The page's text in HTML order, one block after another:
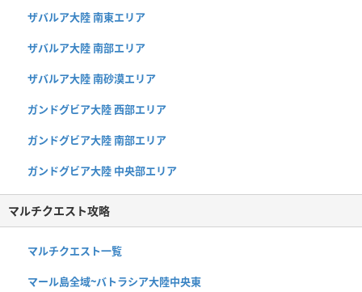
ザバルア大陸 南東エリア
ザバルア大陸 南部エリア
ザバルア大陸 南砂漠エリア
ガンドグビア大陸 西部エリア
ガンドグビア大陸 南部エリア
ガンドグビア大陸 中央部エリア
マルチクエスト攻略
マルチクエスト一覧
マール島全域~バトラシア大陸中央東